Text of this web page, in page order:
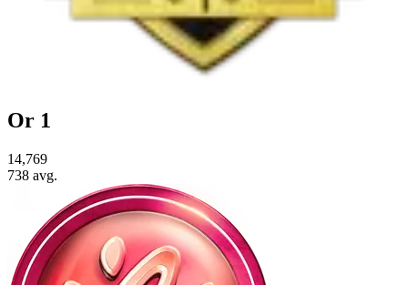
Or 1
14,769
738 avg.